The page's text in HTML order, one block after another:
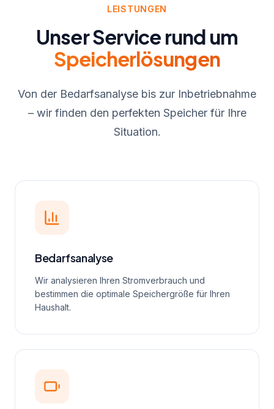
LEISTUNGEN
Unser Service rund um
Speicherlösungen
Von der Bedarfsanalyse bis zur Inbetriebnahme
– wir finden den perfekten Speicher für Ihre
Situation.
Bedarfsanalyse
Wir analysieren Ihren Stromverbrauch und
bestimmen die optimale Speichergröße für Ihren
Haushalt.